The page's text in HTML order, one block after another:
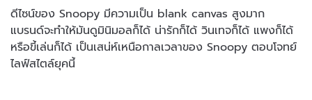
ดีไซน์ของ Snoopy มีความเป็น blank canvas สูงมาก
แบรนด์จะทำให้มันดูมินิมอลก็ได้ น่ารักก็ได้ วินเทจก็ได้ แพงก็ได้
หรือขี้เล่นก็ได้ เป็นเสน่ห์เหนือกาลเวลาของ Snoopy ตอบโจทย์
ไลฟ์สไตล์ยุคนี้